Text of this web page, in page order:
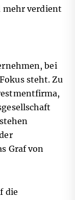
mehr verdient
bei
steht. Zu
Graf von
die